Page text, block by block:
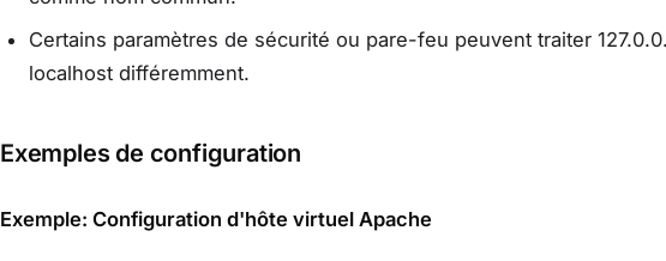
Certains paramètres de sécurité ou pare-feu peuvent traiter
localhost différemment.
Exemples de configuration
Exemple: Configuration d'hôte virtuel Apache